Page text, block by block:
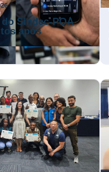
Sindec-POA
após